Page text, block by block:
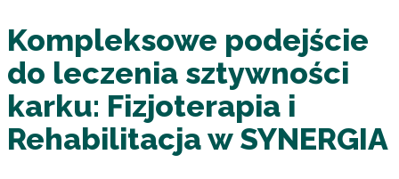
Kompleksowe podejście
do leczenia sztywności
karku: Fizjoterapia i
Rehabilitacja w SYNERGIA